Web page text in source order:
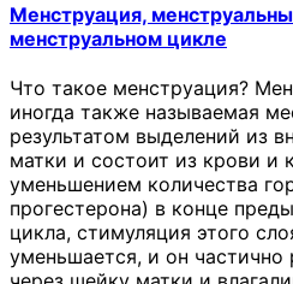
Менструация,
менструальном цикле
Что такое менструация?
иногда также называемая
результатом выделений из
матки и состоит из крови и
уменьшением количества
прогестерона) в конце
цикла, стимуляция этого
уменьшается, и он частично